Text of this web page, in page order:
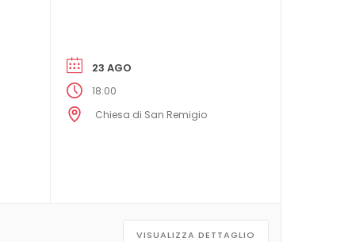
23 AGO
18:00
Chiesa di San Remigio
VISUALIZZA DETTAGLIO